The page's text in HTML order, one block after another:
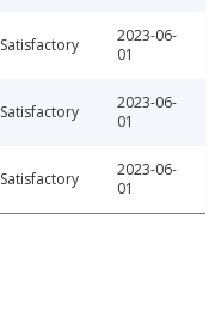
Satisfactory
2023-06-
01
Satisfactory
2023-06-
01
Satisfactory
2023-06-
01